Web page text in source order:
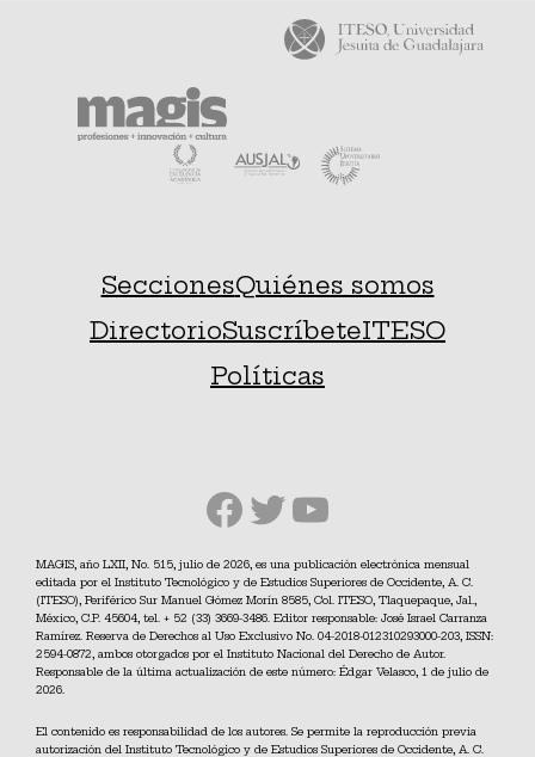
SeccionesQuiénes somos
DirectorioSuscríbeteITESO
Políticas
Facebook
Twitter
YouTube
MAGIS, año LXII, No. 515, julio de 2026, es una publicación electrónica mensual
editada por el Instituto Tecnológico y de Estudios Superiores de Occidente, A. C.
(ITESO), Periférico Sur Manuel Gómez Morín 8585, Col. ITESO, Tlaquepaque, Jal.,
México, C.P. 45604, tel. + 52 (33) 3669-3486. Editor responsable: José Israel Carranza
Ramírez. Reserva de Derechos al Uso Exclusivo No. 04-2018-012310293000-203, ISSN:
2594-0872, ambos otorgados por el Instituto Nacional del Derecho de Autor.
Responsable de la última actualización de este número: Édgar Velasco, 1 de julio de
2026.
El contenido es responsabilidad de los autores. Se permite la reproducción previa
autorización del Instituto Tecnológico y de Estudios Superiores de Occidente, A. C.